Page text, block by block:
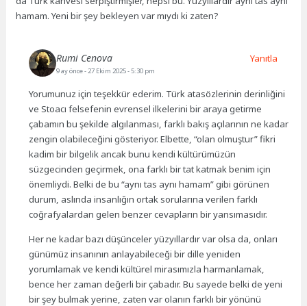
hamam. Yeni bir şey bekleyen var mıydı ki zaten?
Rumi Cenova
9 ay önce- 27 Ekim 2025 - 5:30 pm
Yorumunuz için teşekkür ederim. Türk atasözlerinin derinliğini
ve Stoacı felsefenin evrensel ilkelerini bir araya getirme
çabamın bu şekilde algılanması, farklı bakış açılarının ne kadar
zengin olabileceğini gösteriyor. Elbette, “olan olmuştur” fikri
kadim bir bilgelik ancak bunu kendi kültürümüzün
süzgecinden geçirmek, ona farklı bir tat katmak benim için
önemliydi. Belki de bu “aynı tas aynı hamam” gibi görünen
durum, aslında insanlığın ortak sorularına verilen farklı
coğrafyalardan gelen benzer cevapların bir yansımasıdır.
Her ne kadar bazı düşünceler yüzyıllardır var olsa da, onları
günümüz insanının anlayabileceği bir dille yeniden
yorumlamak ve kendi kültürel mirasımızla harmanlamak,
bence her zaman değerli bir çabadır. Bu sayede belki de yeni
bir şey bulmak yerine, zaten var olanın farklı bir yönünü
Yanıtla